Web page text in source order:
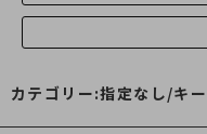
カテゴリー:指定なし/キ